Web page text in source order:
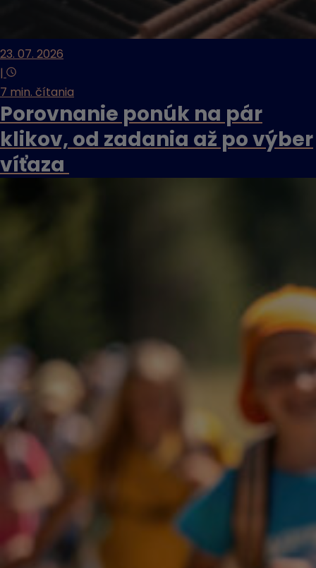
23. 07. 2026
|
7 min. čítania
Porovnanie ponúk na pár
klikov, od zadania až po výber
víťaza